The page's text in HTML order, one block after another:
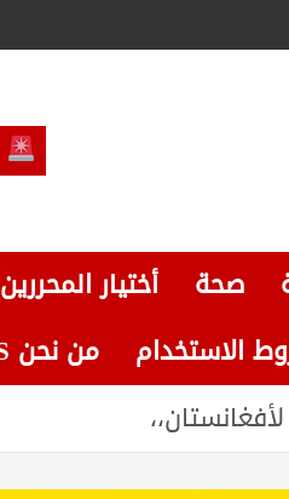
صحة أختيار المحررين
الاستخدام
من نحن BAZNEWS